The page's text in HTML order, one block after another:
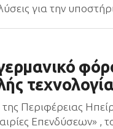
για την
της Περιφέρειας
Επενδύσεων» ,